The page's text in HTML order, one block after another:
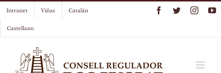
to
content
Intranet Viñas Catalán
Castellano
Facebook
Twitter